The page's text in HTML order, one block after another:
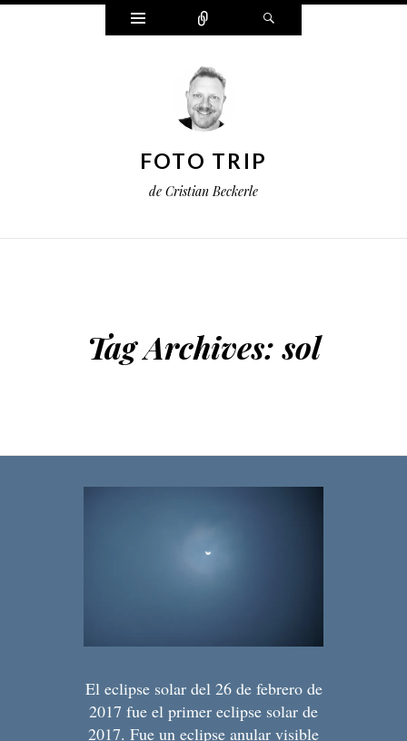
Widgets Connect
FOTO TRIP
de Cristian Beckerle
Tag Archives:sol
El eclipse solar del 26 de febrero de
2017 fue el primer eclipse solar de
2017. Fue un eclipse anular visible